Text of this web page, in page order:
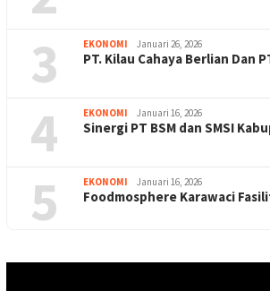
3 EKONOMI Januari 26, 2026
PT. Kilau Cahaya Berlian Dan
4 EKONOMI Januari 16, 2026
Sinergi PT BSM dan SMSI
5 EKONOMI Januari 16, 2026
Foodmosphere Karawaci